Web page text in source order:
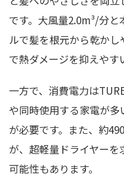
です。大風量2.0m³/分
ルで髪を根元から乾か
で熱ダメージを抑えやす
一方で、消費電力は
や同時使用する家電が
が必要です。また、約
が、超軽量ドライヤー
可能性もあります。